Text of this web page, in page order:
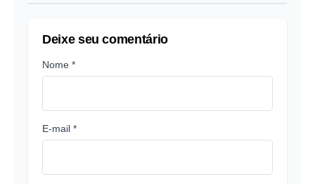
Deixe seu comentário
Nome *
E-mail *